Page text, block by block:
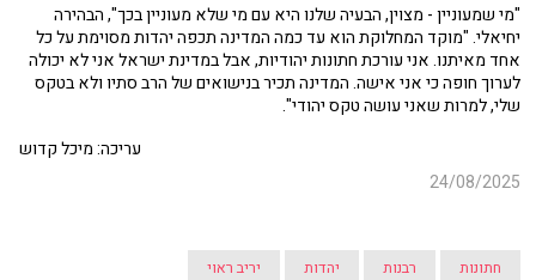
"מי שמעוניין - מצוין, הבעיה שלנו היא עם מי שלא מעוניין בכך", הבהירה
יחיאלי. "מוקד המחלוקת הוא עד כמה המדינה תכפה יהדות מסוימת על כל
אחד מאיתנו. אני עורכת חתונות יהודיות, אבל במדינת ישראל אני לא יכולה
לערוך חופה כי אני אישה. המדינה תכיר בנישואים של הרב סתיו ולא בטקס
שלי, למרות שאני עושה טקס יהודי".
עריכה: מיכל קדוש
24/08/2025
חתונות רבנות יהדות יריב ראוי